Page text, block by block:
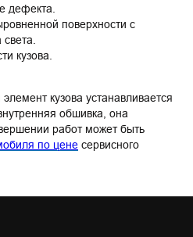
дефекта.
поверхности с
кузова.
кузова устанавливается
обшивка, она
работ может быть
по цене сервисного